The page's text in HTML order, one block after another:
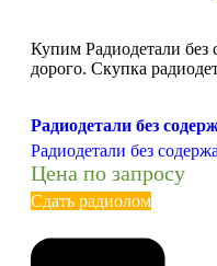
Купим Радиодетали без
дорого. Скупка
Радиодетали без
Радиодетали без
Цена по запросу
Сдать радиолом